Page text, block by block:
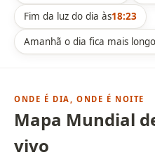
Fim da luz do dia às18:23
Amanhã o dia fica mais longo
ONDE É DIA, ONDE É NOITE
Mapa Mundial
vivo